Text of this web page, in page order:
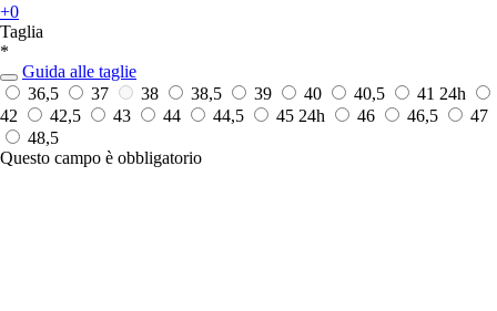
+0
Taglia
*
Guida alle taglie
36,5
37 38 38,5 39 40 40,5 41 24h
42
42,5 43 44 44,5 45 24h 46 46,5
47
48,5
Questo campo è obbligatorio